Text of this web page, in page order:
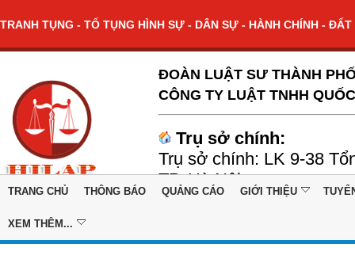
TRANH TỤNG - TỐ TỤNG HÌNH SỰ - DÂN SỰ - HÀNH CHÍNH -
ĐOÀN LUẬT SƯ THÀNH
CÔNG TY LUẬT TNHH
Trụ sở chính:
Trụ sở chính: LK 9-38
TP. Hà Nội
TRANG CHỦ THÔNG BÁO QUẢNG CÁO GIỚI THIỆU
XEM THÊM...